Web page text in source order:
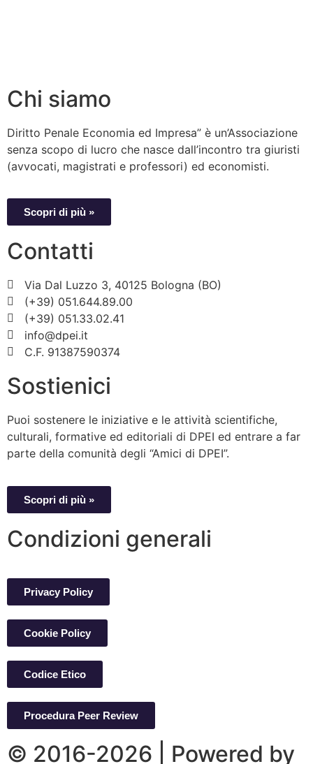
Chi siamo
Diritto Penale Economia ed Impresa” è un’Associazione
senza scopo di lucro che nasce dall’incontro tra giuristi
(avvocati, magistrati e professori) ed economisti.
Scopri di più »
Contatti
Via Dal Luzzo 3, 40125 Bologna (BO)
(+39) 051.644.89.00
(+39) 051.33.02.41
info@dpei.it
C.F. 91387590374
Sostienici
Puoi sostenere le iniziative e le attività scientifiche,
culturali, formative ed editoriali di DPEI ed entrare a far
parte della comunità degli “Amici di DPEI”.
Scopri di più »
Condizioni generali
Privacy Policy
Cookie Policy
Codice Etico
Procedura Peer Review
© 2016-2026 | Powered by